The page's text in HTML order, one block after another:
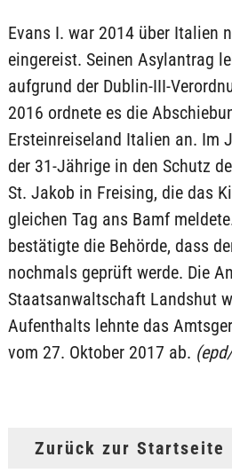
Evans I. war 2014 über Italien
eingereist. Seinen Asylantrag
aufgrund der Dublin-III-
2016 ordnete es die
Ersteinreiseland Italien an. Im
der 31-Jährige in den Schutz
St. Jakob in Freising, die das
gleichen Tag ans Bamf
bestätigte die Behörde, dass
nochmals geprüft werde. Die
Staatsanwaltschaft Landshut
Aufenthalts lehnte das
vom 27. Oktober 2017 ab.
Zurück zur Startseite